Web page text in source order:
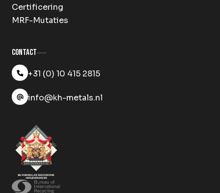
Certificering
MRF-Mutaties
Contact
+31 (0) 10 415 2815
info@kh-metals.nl